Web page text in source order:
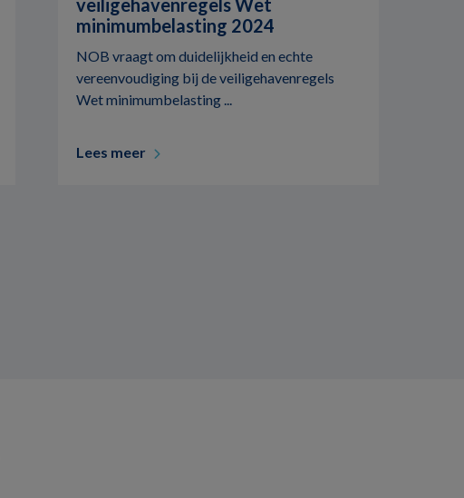
veiligehavenregels Wet
minimumbelasting 2024
NOB vraagt om duidelijkheid en echte
vereenvoudiging bij de veiligehavenregels
Wet minimumbelasting ...
Lees meer